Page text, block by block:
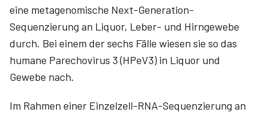
eine metagenomische Next-Generation-
Sequenzierung an Liquor, Leber- und Hirngewebe
durch. Bei einem der sechs Fälle wiesen sie so das
humane Parechovirus 3 (HPeV3) in Liquor und
Gewebe nach.
Im Rahmen einer Einzelzell-RNA-Sequenzierung an